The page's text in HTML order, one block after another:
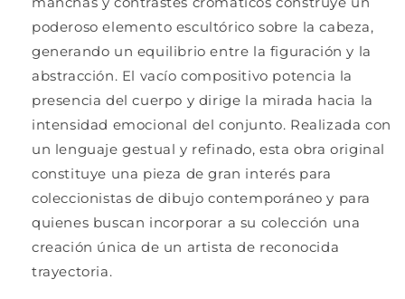
poderoso elemento escultórico sobre la cabeza,
generando un equilibrio entre la figuración y la
abstracción. El vacío compositivo potencia la
presencia del cuerpo y dirige la mirada hacia la
intensidad emocional del conjunto. Realizada con
un lenguaje gestual y refinado, esta obra original
constituye una pieza de gran interés para
coleccionistas de dibujo contemporáneo y para
quienes buscan incorporar a su colección una
creación única de un artista de reconocida
trayectoria.